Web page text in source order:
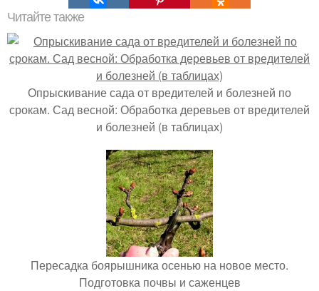
Читайте также
Опрыскивание сада от вредителей и болезней по
срокам. Сад весной: Обработка деревьев от вредителей
и болезней (в таблицах)
Пересадка боярышника осенью на новое место.
Подготовка почвы и саженцев